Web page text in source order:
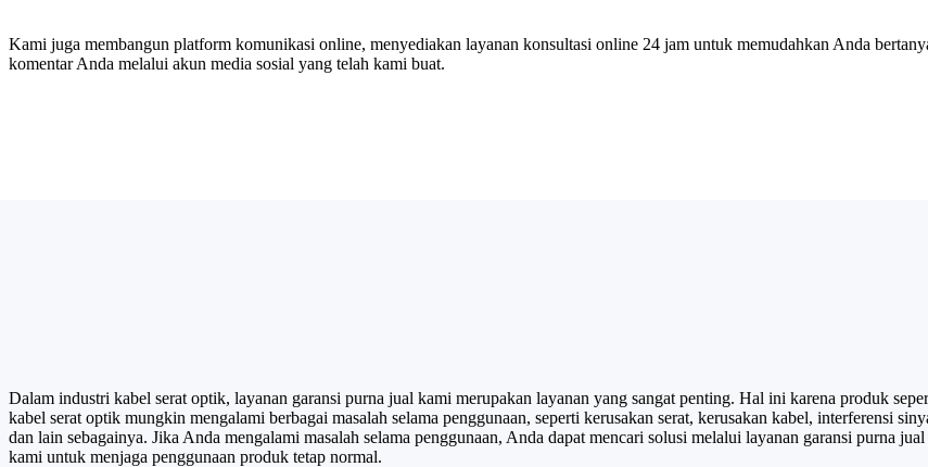
Kami juga membangun platform komunikasi online, menyediakan layanan konsultasi online 24 jam untuk memudahkan Anda
komentar Anda melalui akun media sosial yang telah kami buat.
Dalam industri kabel serat optik, layanan garansi purna jual kami merupakan layanan yang sangat penting. Hal ini karena produk
kabel serat optik mungkin mengalami berbagai masalah selama penggunaan, seperti kerusakan serat, kerusakan kabel, interferensi
dan lain sebagainya. Jika Anda mengalami masalah selama penggunaan, Anda dapat mencari solusi melalui layanan garansi purna jual
kami untuk menjaga penggunaan produk tetap normal.